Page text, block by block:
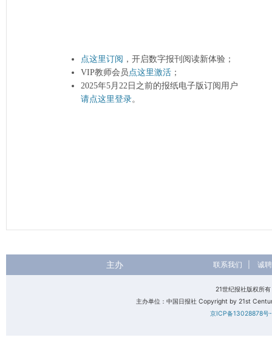
点这里订阅 ，开启数字报刊阅读新体验；
VIP教师会员点这里激活 ；
2025年5月22日之前的报纸电子版订阅用户
请点这里登录。
主办 联系我们 诚
21世纪报社版权所
主办单位：中国日报社 Copyright by 21st
京ICP备13028878号